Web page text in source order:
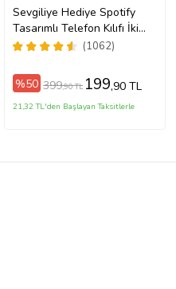
Sevgiliye Hediye Spotify
Tasarımlı Telefon Kılıfı İki
Anahtarlık Hediyeli
(1062)
%50 399,90 TL 199,90 TL
21,32 TL'den Başlayan Taksitlerle